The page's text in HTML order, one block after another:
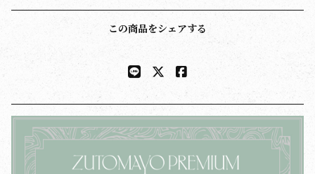
この商品をシェアする